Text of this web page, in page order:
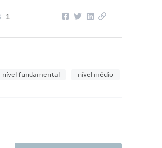
1
nível fundamental
nível médio